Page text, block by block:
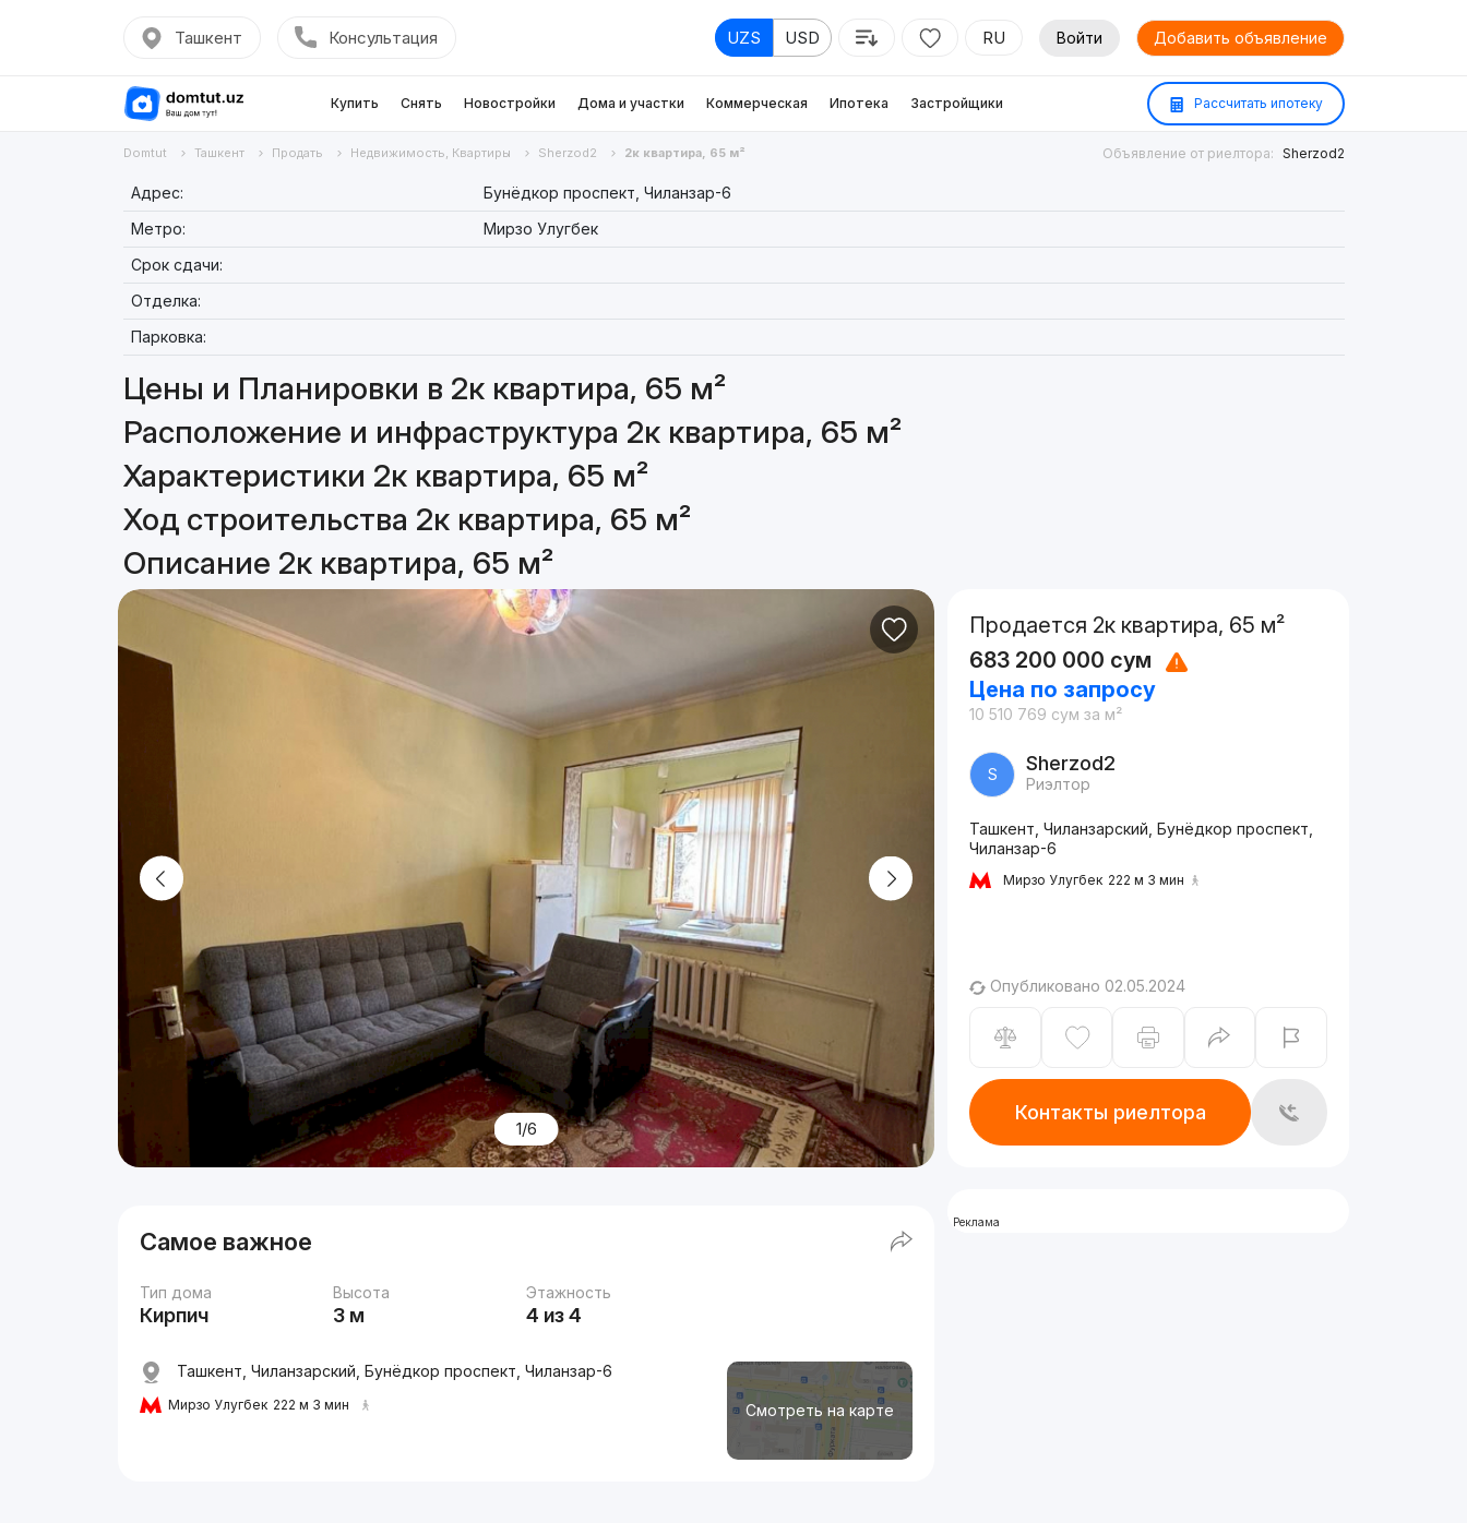
Ташкент Консультация UZS USD RU Войти Добавить объявление
Купить Снять Новостройки Дома и участки Коммерческая Ипотека Застройщики Рассчитать ипотеку
Domtut Ташкент Продать Недвижимость, Квартиры Sherzod2 2к квартира, 65 м² Объявление от риелтора: Sherzod2
Адрес:
Бунёдкор проспект, Чиланзар-6
Метро:
Мирзо Улугбек
Срок сдачи:
Отделка:
Парковка:
Цены и Планировки в 2к квартира, 65 м²
Расположение и инфраструктура 2к квартира, 65 м²
Характеристики 2к квартира, 65 м²
Ход строительства 2к квартира, 65 м²
Описание 2к квартира, 65 м²
1/6
Самое важное
Тип дома
Кирпич
Высота
3 м
Этажность
4 из 4
Смотреть на карте
Ташкент, Чиланзарский, Бунёдкор проспект, Чиланзар-6
Мирзо Улугбек 222 м 3 мин
Продается 2к квартира, 65 м²
683 200 000 сум
Цена по запросу
10 510 769 сум за м²
S Sherzod2
Риэлтор
Ташкент, Чиланзарский, Бунёдкор проспект,
Чиланзар-6
Мирзо Улугбек 222 м 3 мин
Опубликовано 02.05.2024
Контакты риелтора
Реклама